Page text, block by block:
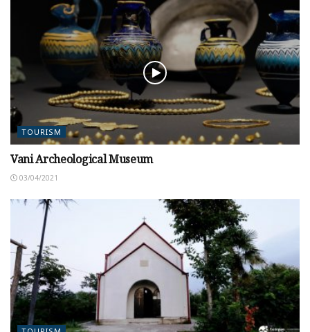
TOURISM
Vani Archeological Museum
03/04/2021